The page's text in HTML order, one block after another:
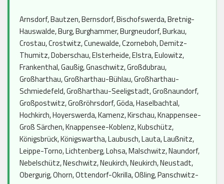
Arnsdorf, Bautzen, Bernsdorf, Bischofswerda, Bretnig-
Hauswalde, Burg, Burghammer, Burgneudorf, Burkau,
Crostau, Crostwitz, Cunewalde, Czorneboh, Demitz-
Thumitz, Doberschau, Elsterheide, Elstra, Eulowitz,
Frankenthal, Gaußig, Gnaschwitz, Großdubrau,
Großharthau, Großharthau-Bühlau, Großharthau-
Schmiedefeld, Großharthau-Seeligstadt, Großnaundorf,
Großpostwitz, Großröhrsdorf, Göda, Haselbachtal,
Hochkirch, Hoyerswerda, Kamenz, Kirschau, Knappensee-
Groß Särchen, Knappensee-Koblenz, Kubschütz,
Königsbrück, Königswartha, Laubusch, Lauta, Laußnitz,
Leippe-Torno, Lichtenberg, Lohsa, Malschwitz, Naundorf,
Nebelschütz, Neschwitz, Neukirch, Neukirch, Neustadt,
Obergurig, Ohorn, Ottendorf-Okrilla, Oßling, Panschwitz-